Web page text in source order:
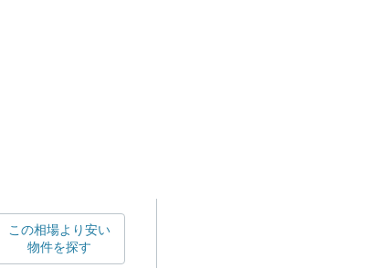
この相場より安い
物件を探す